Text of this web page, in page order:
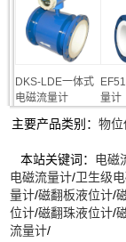
DKS-LDE一体式
电磁流量计
量计
主要产品类别： 物位
本站关键词： 电磁
电磁流量计/卫生级
量计/磁翻板液位计/
位计/磁翻珠液位计/
流量计/